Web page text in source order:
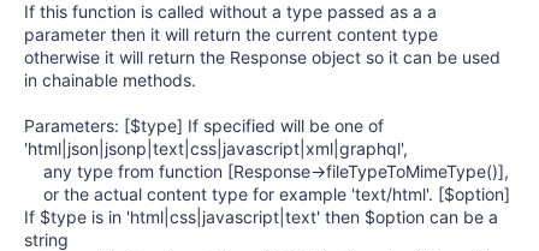
If this function is called without a type passed as a a
parameter then it will return the current content type
otherwise it will return the Response object so it can be used
in chainable methods.
Parameters: [$type] If specified will be one of
'html|json|jsonp|text|css|javascript|xml|graphql',
any type from function [Response->fileTypeToMimeType()],
or the actual content type for example 'text/html'. [$option]
If $type is in 'html|css|javascript|text' then $option can be a
string